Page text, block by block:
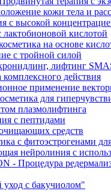
кожи тела и
высокой
кислотой
на основе
с тройной силой
лифтинг
действия
применение
для
плазмолифтинга
с пептидами
средств
с фитоэстрогенами
нейролиния с
- Процедура
с бакучиолом"